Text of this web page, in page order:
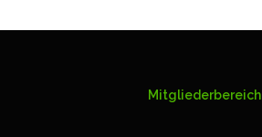
Mitgliederbereich